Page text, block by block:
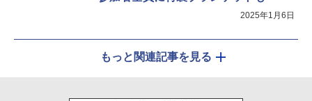
2025年1月6日
もっと関連記事を見る